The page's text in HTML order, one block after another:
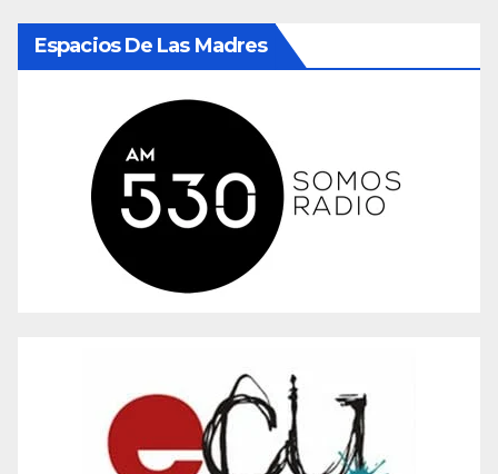
Espacios De Las Madres